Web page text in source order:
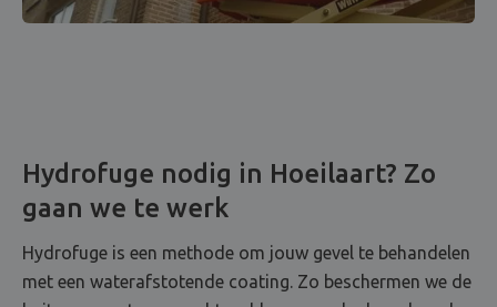
Hydrofuge nodig in Hoeilaart? Zo
gaan we te werk
Hydrofuge is een methode om jouw gevel te behandelen
met een waterafstotende coating. Zo beschermen we de